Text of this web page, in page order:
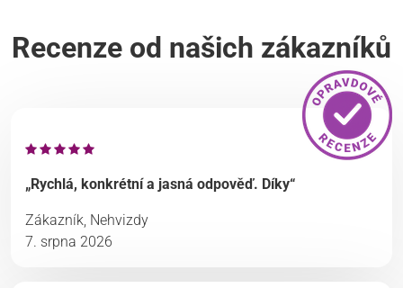
Recenze od našich zákazníků
„Rychlá, konkrétní a jasná odpověď. Díky“
Zákazník, Nehvizdy
7. srpna 2026